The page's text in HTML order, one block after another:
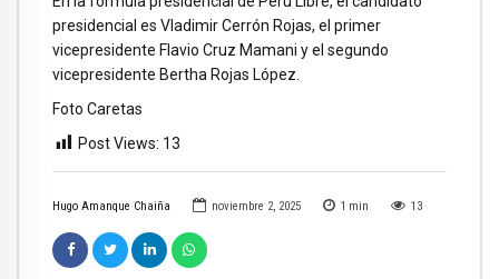
Hugo Amanque Chaiña noviembre 2, 2025 1 min 13
presidencial es Vladimir Cerrón Rojas, el primer
vicepresidente Flavio Cruz Mamani y el segundo
vicepresidente Bertha Rojas López.
Foto Caretas
Post Views: 13